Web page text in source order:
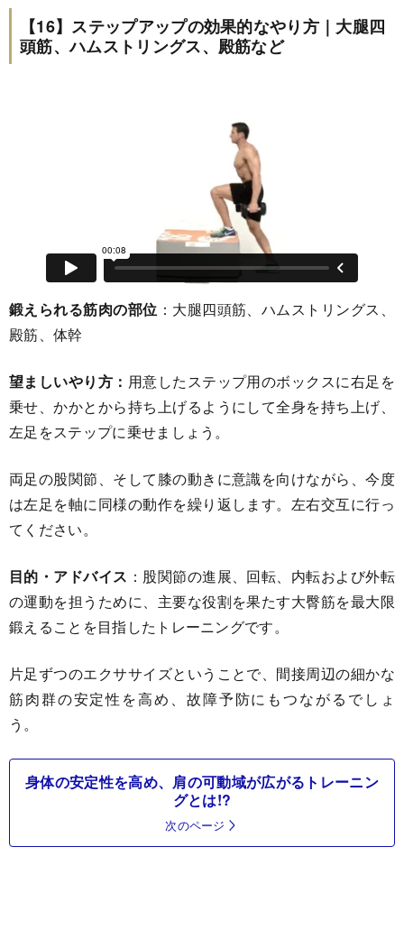
【16】ステップアップの効果的なやり方｜大腿四
頭筋、ハムストリングス、殿筋など
鍛えられる筋肉の部位 ：大腿四頭筋、ハムストリングス、
殿筋、体幹
望ましいやり方： 用意したステップ用のボックスに右足を
乗せ、かかとから持ち上げるようにして全身を持ち上げ、
左足をステップに乗せましょう。
両足の股関節、そして膝の動きに意識を向けながら、今度
は左足を軸に同様の動作を繰り返します。左右交互に行っ
てください。
目的・アドバイス ：股関節の進展、回転、内転および外転
の運動を担うために、主要な役割を果たす大臀筋を最大限
鍛えることを目指したトレーニングです。
片足ずつのエクササイズということで、間接周辺の細かな
筋肉群の安定性を高め、故障予防にもつながるでしょ
う。
身体の安定性を高め、肩の可動域が広がるトレーニン
グとは!?
次のページ